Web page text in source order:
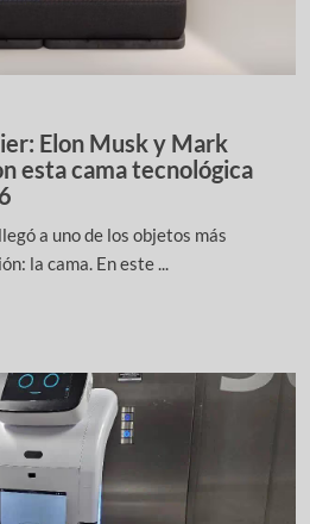
Elon Musk y Mark
esta cama tecnológica
a uno de los objetos más
la cama. En este ...